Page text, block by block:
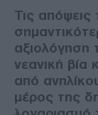
Τις απόψεις
αξιολόγηση
νεανική
από
μέρος της